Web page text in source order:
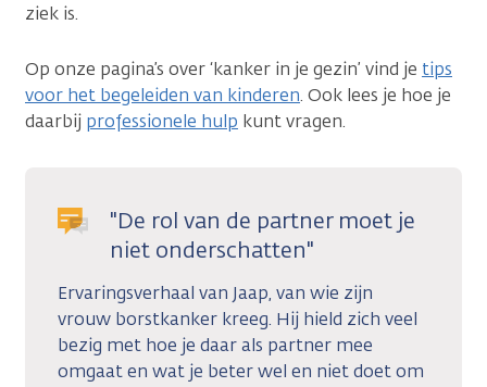
ziek is.
Op onze pagina’s over ‘kanker in je gezin’ vind je tips
voor het begeleiden van kinderen. Ook lees je hoe je
daarbij professionele hulp kunt vragen.
"De rol van de partner moet je
niet onderschatten"
Ervaringsverhaal van Jaap, van wie zijn
vrouw borstkanker kreeg. Hij hield zich veel
bezig met hoe je daar als partner mee
omgaat en wat je beter wel en niet doet om